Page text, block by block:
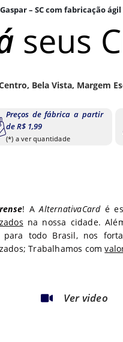
– SC com fabricação
seus
Bela Vista, Margem
Preços de fábrica a partir
de R$ 1,99
(*) a ver quantidade
! AAlternativaCardé
na nossa cidade.
para todo Brasil, nos
Trabalhamos com
Ver video